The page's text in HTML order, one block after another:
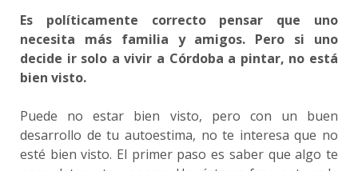
Es políticamente correcto pensar que uno
necesita más familia y amigos. Pero si uno
decide ir solo a vivir a Córdoba a pintar, no está
bien visto.
Puede no estar bien visto, pero con un buen
desarrollo de tu autoestima, no te interesa que no
esté bien visto. El primer paso es saber que algo te